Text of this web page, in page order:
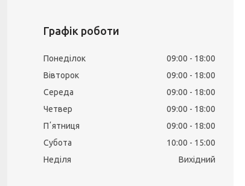
Графік роботи
Понеділок 09:00
18:00
Вівторок
09:00
18:00
Середа
09:00
18:00
Четвер
09:00
18:00
Пʼятниця
09:00
18:00
Субота
10:00
15:00
Неділя
Вихідний